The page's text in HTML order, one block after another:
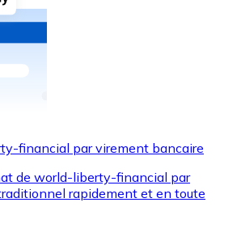
bancaire
financial par virement bancaire
de world-liberty-financial par
rapidement et en toute